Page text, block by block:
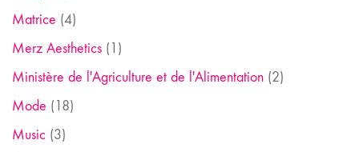
Matrice (4)
Merz Aesthetics (1)
Ministère de l'Agriculture et de l'Alimentation (2)
Mode (18)
Music (3)